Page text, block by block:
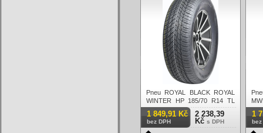
Pneu ROYAL BLACK ROYAL
WINTER HP 185/70 R14 TL
XL M+S 3PMSF 92T Zimní
1 849,91 Kč
bez DPH
2 238,39
Kč s DPH
1
bez